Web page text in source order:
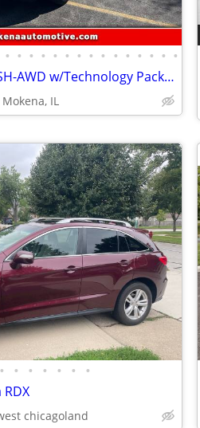
• • • • • • • • • • • • • • •
2025 Acura RDX SH-AWD w/Technology Package
Mokena, IL
• • • • • • •
chicagoland